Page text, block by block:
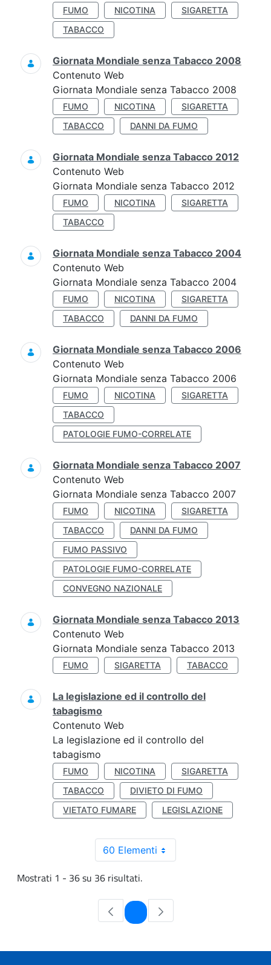
FUMO NICOTINA
SIGARETTA
TABACCO
Giornata Mondiale senza Tabacco 2008
Contenuto Web
Giornata Mondiale senza Tabacco 2008
FUMO NICOTINA
SIGARETTA
TABACCO
DANNI DA FUMO
Giornata Mondiale senza Tabacco 2012
Contenuto Web
Giornata Mondiale senza Tabacco 2012
FUMO NICOTINA
SIGARETTA
TABACCO
Giornata Mondiale senza Tabacco 2004
Contenuto Web
Giornata Mondiale senza Tabacco 2004
FUMO NICOTINA
SIGARETTA
TABACCO
DANNI DA FUMO
Giornata Mondiale senza Tabacco 2006
Contenuto Web
Giornata Mondiale senza Tabacco 2006
FUMO NICOTINA
SIGARETTA
TABACCO
PATOLOGIE FUMO-CORRELATE
Giornata Mondiale senza Tabacco 2007
Contenuto Web
Giornata Mondiale senza Tabacco 2007
FUMO NICOTINA
SIGARETTA
TABACCO
DANNI DA FUMO
FUMO PASSIVO
PATOLOGIE FUMO-CORRELATE
CONVEGNO NAZIONALE
Giornata Mondiale senza Tabacco 2013
Contenuto Web
Giornata Mondiale senza Tabacco 2013
FUMO SIGARETTA TABACCO
La legislazione ed il controllo del
tabagismo
Contenuto Web
La legislazione ed il controllo del
tabagismo
FUMO NICOTINA
SIGARETTA
TABACCO
DIVIETO DI FUMO
VIETATO FUMARE
LEGISLAZIONE
60 Elementi
Mostrati 1 - 36 su 36 risultati.
Pagina